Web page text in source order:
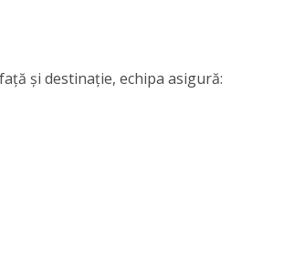
și destinație, echipa asigură: